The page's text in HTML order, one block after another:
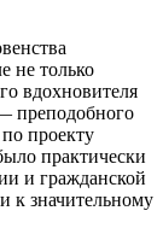
не только
вдохновителя
преподобного
проекту
практически
и гражданской
к значительному